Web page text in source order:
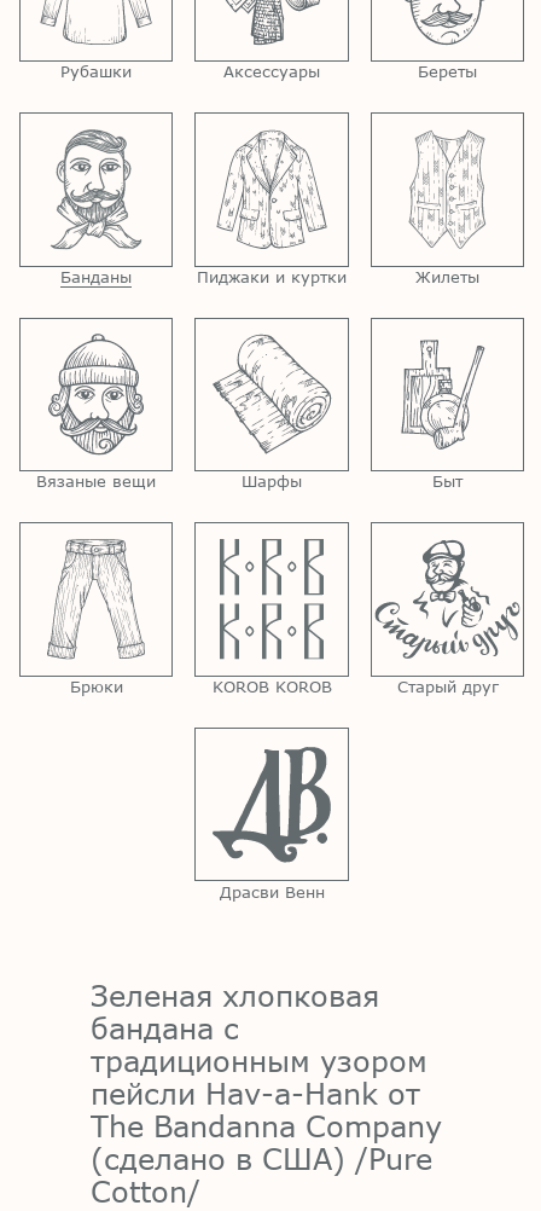
Рубашки Аксессуары Береты
Банданы Пиджаки и куртки Жилеты
Вязаные вещи Шарфы Быт
Брюки KOROB KOROB Старый друг
Драсви Венн
Зеленая хлопковая
бандана с
традиционным узором
пейсли Hav-a-Hank от
The Bandanna Company
(сделано в США) /Pure
Cotton/